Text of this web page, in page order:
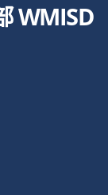
WMISD